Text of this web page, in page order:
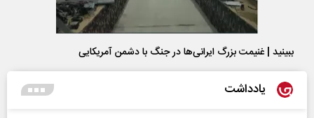
ببینید | غنیمت بزرگ ایرانی‌ها در جنگ با دشمن آمریکایی
یادداشت